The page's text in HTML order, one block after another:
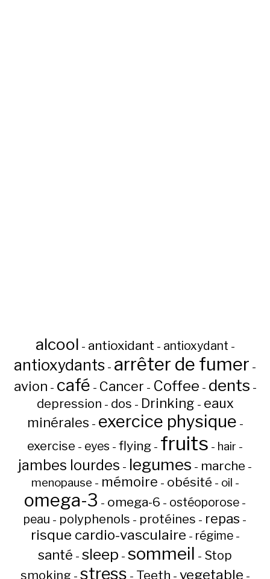
alcool - antioxidant - antioxydant -
antioxydants - arrêter de fumer -
avion - café - Cancer - Coffee - dents -
depression - dos - Drinking - eaux
minérales - exercice physique -
exercise - eyes - flying - fruits - hair -
jambes lourdes - legumes - marche -
menopause - mémoire - obésité - oil -
omega-3 - omega-6 - ostéoporose -
peau - polyphenols - protéines - repas -
risque cardio-vasculaire - régime-
santé - sleep - sommeil - Stop
smoking - stress - Teeth - vegetable -